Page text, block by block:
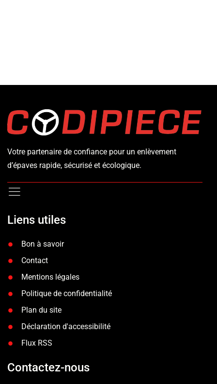
Votre partenaire de confiance pour un enlèvement
d’épaves rapide, sécurisé et écologique.
Liens utiles
Bon à savoir
Contact
Mentions légales
Politique de confidentialité
Plan du site
Déclaration d'accessibilité
Flux RSS
Contactez-nous